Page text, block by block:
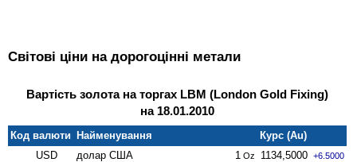
Світові ціни на дорогоцінні метали
Вартість золота на торгах LBM (London Gold Fixing)
на 18.01.2010
Код валюти Найменування
Курс (Au)
USD
долар США 1 Oz 1134,5000 +6.5000